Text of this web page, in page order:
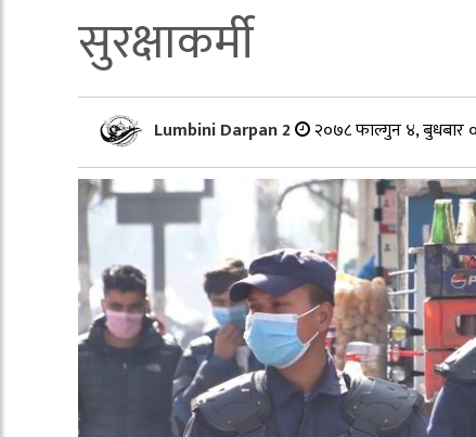
सुरक्षाकर्मी
Lumbini Darpan 2 २०७८ फाल्गुन ४, बुधबार